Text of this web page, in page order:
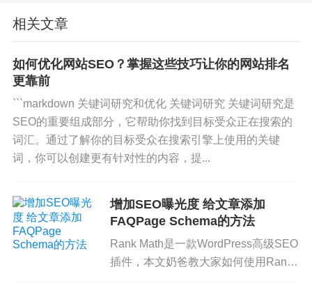
相信你在网上看到过关于网站速度和SEO排名的关
奶爸个人的实践经验来看，网站速度除非是用户访
问明显很慢，而不是依靠那些检测网站测试打开速
度几秒来判定。
只要真实用户访问你网站使用感觉上不慢，那么这
个速度和排名的影响并没有那么夸张，只有在同一
争，那么你就可以针对性的去优化一下网页打开速
度，比对手快那么一点点，可能稳定到第一的机会
就高那么一点点。
相关文章
如何优化网站SEO？掌握这些技巧让你的网站排名
更靠前
```markdown 关键词研究和优化 关键词研究 关键词研究是
SEO的重要组成部分，它帮助你找到目标受众正在搜索的
词汇。通过了解你的目标受众在搜索引擎上使用的关键
词，你可以创建更有针对性的内容，提...
增加SEO曝光度 给文章添加
FAQPage Schema的方法
Rank Math是一款WordPress高级SEO
插件，本文奶爸教大家如何使用Rank